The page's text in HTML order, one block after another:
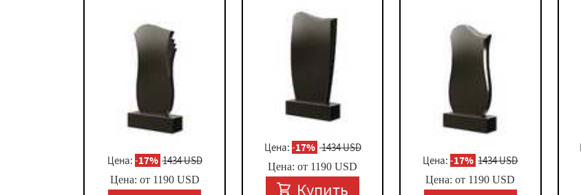
Цена: -17% 1434 USD
Цена: от 1190USD
Цена: -17% 1434 USD
Цена: от 1190 USD
Купить
Цена:-17% 1434 USD
Цена: от 1190 USD